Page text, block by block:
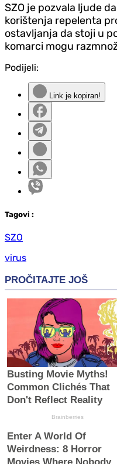
SZO je pozvala ljude
korištenja repelenta
ostavljanja da stoji u
komarci mogu
Podijeli:
Link je kopiran!
Tagovi :
SZO
virus